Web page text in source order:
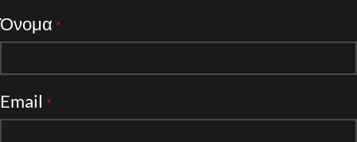
Όνομα *
Email *